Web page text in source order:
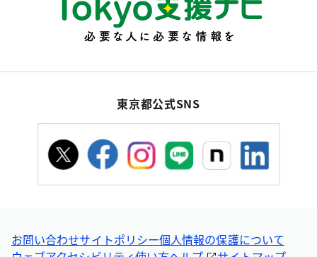
東京都公式SNS
お問い合わせサイトポリシー個人情報の保護について